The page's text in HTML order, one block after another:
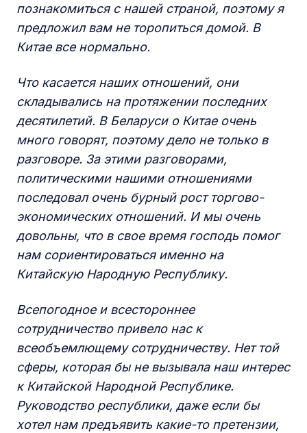
познакомиться с нашей страной, поэтому я
предложил вам не торопиться домой. В
Китае все нормально.
Что касается наших отношений, они
складывались на протяжении последних
десятилетий. В Беларуси о Китае очень
много говорят, поэтому дело не только в
разговоре. За этими разговорами,
политическими нашими отношениями
последовал очень бурный рост торгово-
экономических отношений. И мы очень
довольны, что в свое время господь помог
нам сориентироваться именно на
Китайскую Народную Республику.
Всепогодное и всестороннее
сотрудничество привело нас к
всеобъемлющему сотрудничеству. Нет той
сферы, которая бы не вызывала наш интерес
к Китайской Народной Республике.
Руководство республики, даже если бы
хотел нам предъявить какие-то претензии,